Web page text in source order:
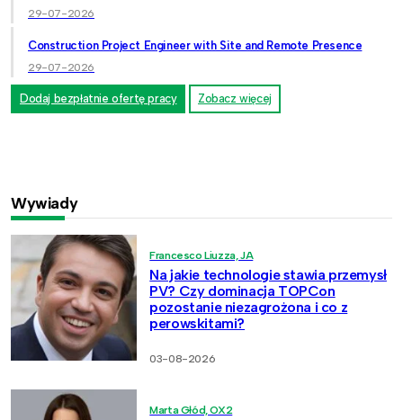
29-07-2026
Construction Project Engineer with Site and Remote Presence
29-07-2026
Dodaj bezpłatnie ofertę pracy Zobacz więcej
Wywiady
Francesco Liuzza, JA
Na jakie technologie stawia przemysł
PV? Czy dominacja TOPCon
pozostanie niezagrożona i co z
perowskitami?
03-08-2026
Marta Głód, OX2